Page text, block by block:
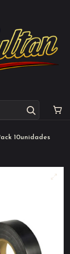
10unidades